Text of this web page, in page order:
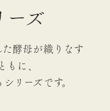
ーズ
酵母が織りなす
もに、
リーズです。